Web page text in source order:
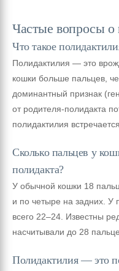
Частые вопросы о
Что такое
Полидактилия — это
кошки больше пальцев,
доминантный признак
от родителя-полидакта
полидактилия
Сколько пальцев у
полидакта?
У обычной кошки 18
и по четыре на задних.
всего 22–24. Известны
насчитывали до 28
Полидактилия — это